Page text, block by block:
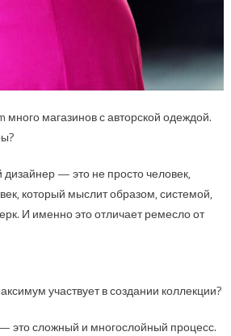
много магазинов с авторской одеждой.
— это не просто человек,
который мыслит образом, системой,
И именно это отличает ремесло от
участвует в создании коллекции?
это сложный и многослойный процесс.